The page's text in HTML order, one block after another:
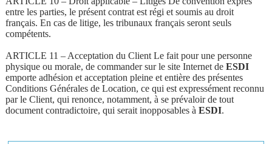
entre les parties, le présent contrat est régi et soumis au droit
français. En cas de litige, les tribunaux français seront seuls
compétents.
ARTICLE 11 – Acceptation du Client Le fait pour une personne
physique ou morale, de commander sur le site Internet de ESDI
emporte adhésion et acceptation pleine et entière des présentes
Conditions Générales de Location, ce qui est expressément reconnu
par le Client, qui renonce, notamment, à se prévaloir de tout
document contradictoire, qui serait inopposables à ESDI.